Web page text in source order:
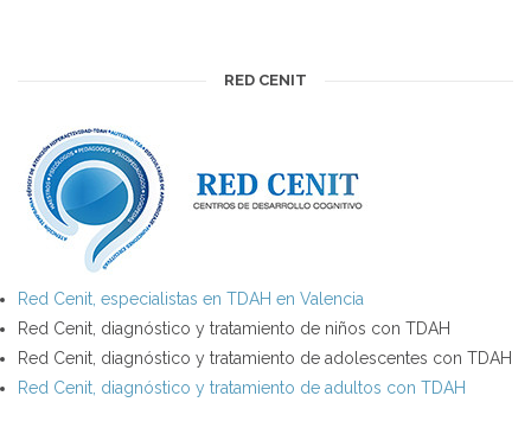
RED CENIT
Red Cenit, especialistas en TDAH en Valencia
Red Cenit, diagnóstico y tratamiento de niños con TDAH
Red Cenit, diagnóstico y tratamiento de adolescentes con TDAH
Red Cenit, diagnóstico y tratamiento de adultos con TDAH